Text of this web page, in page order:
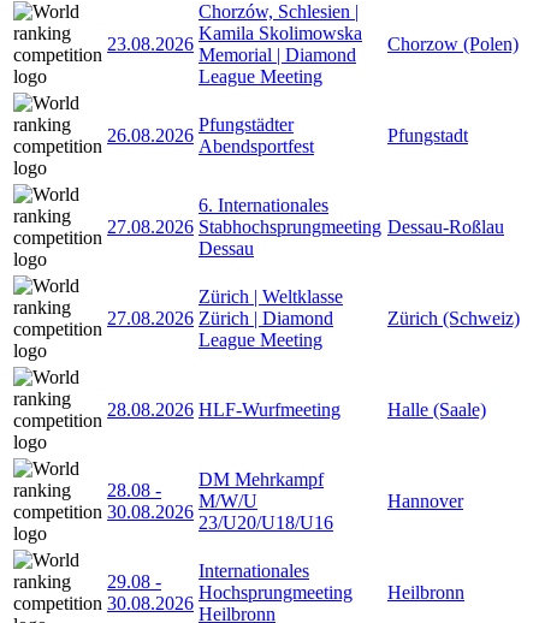
23.08.2026
Chorzów, Schlesien |
Kamila Skolimowska
Memorial | Diamond
League Meeting
Chorzow (Polen)
26.08.2026
Pfungstädter
Abendsportfest
Pfungstadt
27.08.2026
6. Internationales
Stabhochsprungmeeting
Dessau
Dessau-Roßlau
27.08.2026
Zürich | Weltklasse
Zürich | Diamond
League Meeting
Zürich (Schweiz)
28.08.2026 HLF-Wurfmeeting Halle (Saale)
28.08 -
30.08.2026
DM Mehrkampf
M/W/U
23/U20/U18/U16
Hannover
29.08 -
30.08.2026
Internationales
Hochsprungmeeting
Heilbronn
Heilbronn